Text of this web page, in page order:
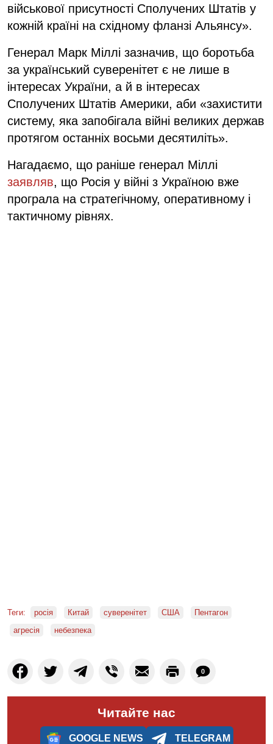
військової присутності Сполучених Штатів у
кожній країні на східному фланзі Альянсу».
Генерал Марк Міллі зазначив, що боротьба
за український суверенітет є не лише в
інтересах України, а й в інтересах
Сполучених Штатів Америки, аби «захистити
систему, яка запобігала війні великих держав
протягом останніх восьми десятиліть».
Нагадаємо, що раніше генерал Міллі
заявляв, що Росія у війні з Україною вже
програла на стратегічному, оперативному і
тактичному рівнях.
Теги: росія Китай суверенітет США
Пентагон
агресія
небезпека
0
Читайте нас
GOOGLE NEWS TELEGRAM